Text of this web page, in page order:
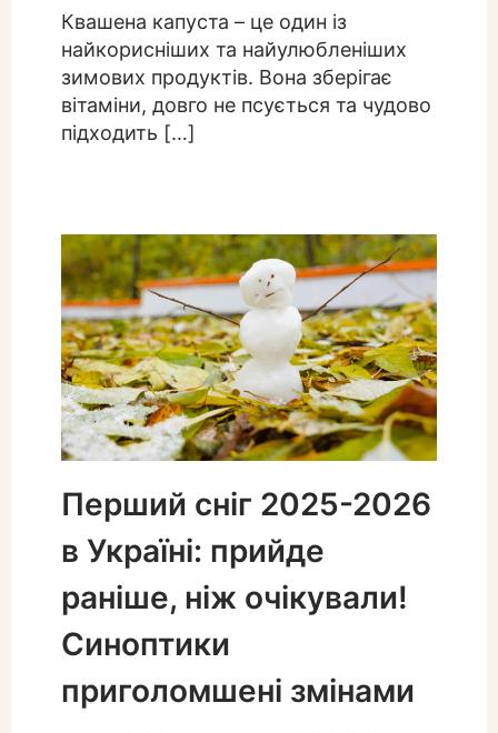
Квашена капуста – це один із
найкорисніших та найулюбленіших
зимових продуктів. Вона зберігає
вітаміни, довго не псується та чудово
підходить […]
Перший сніг 2025-2026
в Україні: прийде
раніше, ніж очікували!
Синоптики
приголомшені змінами